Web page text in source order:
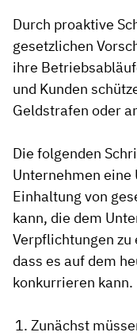
Durch proaktive
gesetzlichen
ihre
und Kunden
Geldstrafen oder
Die folgenden
Unternehmen
Einhaltung von
kann, die dem
Verpflichtungen
dass es auf dem
konkurrieren kann.
Zunächst